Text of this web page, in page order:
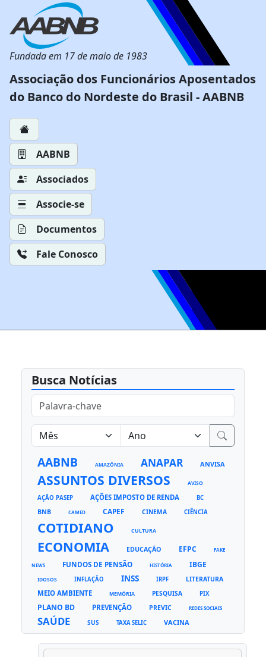
Fundada em 17 de maio de 1983
Associação dos Funcionários Aposentados
do Banco do Nordeste do Brasil - AABNB
AABNB
Associados
Associe-se
Documentos
Fale Conosco
Busca Notícias
AABNB AMAZÔNIA ANAPAR ANVISA
ASSUNTOS DIVERSOS AVISO
AÇÃO PASEP AÇÕES IMPOSTO DE RENDA BC
BNB CAMED CAPEF CINEMA CIÊNCIA
COTIDIANO CULTURA
ECONOMIA EDUCAÇÃO EFPC FAKE
NEWS FUNDOS DE PENSÃO HISTÓRIA IBGE
IDOSOS INFLAÇÃO INSS IRPF LITERATURA
MEIO AMBIENTE MEMÓRIA PESQUISA PIX
PLANO BD PREVENÇÃO PREVIC REDES SOCIAIS
SAÚDE SUS TAXA SELIC VACINA